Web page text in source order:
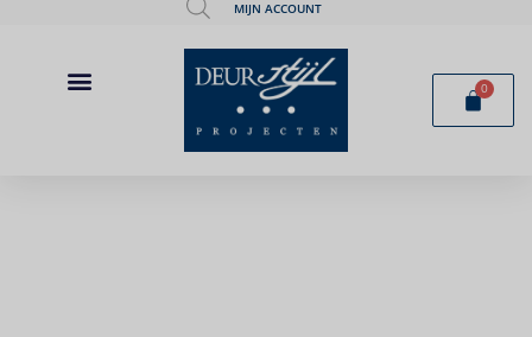
MIJN ACCOUNT
0